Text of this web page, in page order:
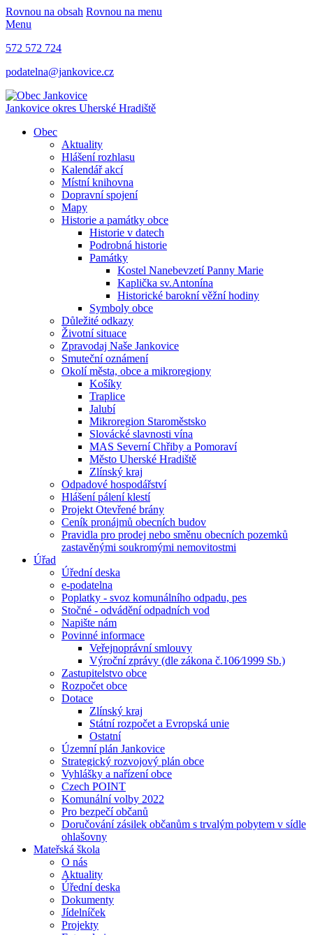
Rovnou na obsah Rovnou na menu
Menu
572 572 724
podatelna@jankovice.cz
Jankovice okres Uherské Hradiště
Obec
Aktuality
Hlášení rozhlasu
Kalendář akcí
Místní knihovna
Dopravní spojení
Mapy
Historie a památky obce
Historie v datech
Podrobná historie
Památky
Kostel Nanebevzetí Panny Marie
Kaplička sv.Antonína
Historické barokní věžní hodiny
Symboly obce
Důležité odkazy
Životní situace
Zpravodaj Naše Jankovice
Smuteční oznámení
Okolí města, obce a mikroregiony
Košíky
Traplice
Jalubí
Mikroregion Staroměstsko
Slovácké slavnosti vína
MAS Severní Chřiby a Pomoraví
Město Uherské Hradiště
Zlínský kraj
Odpadové hospodářství
Hlášení pálení klestí
Projekt Otevřené brány
Ceník pronájmů obecních budov
Pravidla pro prodej nebo směnu obecních pozemků
zastavěnými soukromými nemovitostmi
Úřad
Úřední deska
e-podatelna
Poplatky - svoz komunálního odpadu, pes
Stočné - odvádění odpadních vod
Napište nám
Povinné informace
Veřejnoprávní smlouvy
Výroční zprávy (dle zákona č.106⁄1999 Sb.)
Zastupitelstvo obce
Rozpočet obce
Dotace
Zlínský kraj
Státní rozpočet a Evropská unie
Ostatní
Územní plán Jankovice
Strategický rozvojový plán obce
Vyhlášky a nařízení obce
Czech POINT
Komunální volby 2022
Pro bezpečí občanů
Doručování zásilek občanům s trvalým pobytem v sídle
ohlašovny
Mateřská škola
O nás
Aktuality
Úřední deska
Dokumenty
Jídelníček
Projekty